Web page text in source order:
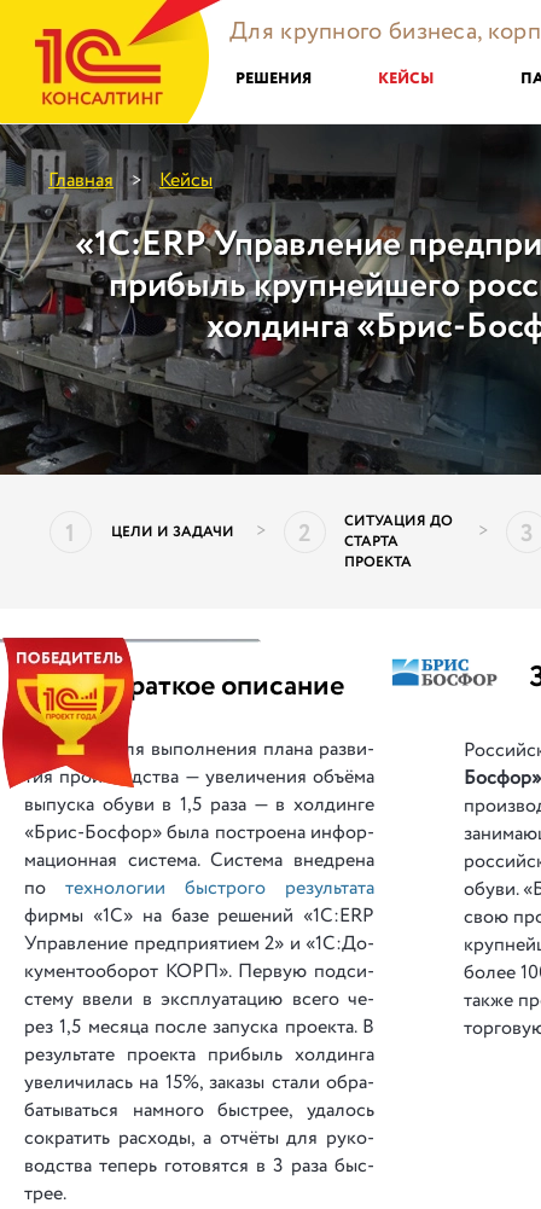
Для крупного бизнеса,
РЕШЕНИЯ КЕЙСЫ
Главная > Кейсы
«1С:ERP Управление
прибыль крупнейшего
холдинга «Брис-
1 ЦЕЛИ И ЗАДАЧИ > 2
СИТУАЦИЯ ДО
СТАРТА
ПРОЕКТА
> 3
|| Краткое описание
Для выполнения плана раз­ви­
тия про­из­вод­ства — уве­ли­че­ния объё­ма
вы­пус­ка обу­ви в 1,5 ра­за — в хол­дин­ге
«Брис-Босфор» бы­ла по­стро­е­на ин­фор­
ма­ци­он­ная си­сте­ма. Си­сте­ма вне­дре­на
потех­но­ло­гии быс­тро­го ре­зуль­та­та
фир­мы «1С» на ба­зе ре­ше­ний «1С:ERP
Уп­ра­вле­ние пред­при­я­ти­ем 2» и «1С:До­
ку­мен­то­о­бо­рот КОРП». Пер­вую под­си­
сте­му вве­ли в экс­плу­а­та­цию все­го че­
рез 1,5 ме­ся­ца пос­ле за­пус­ка про­ек­та. В
ре­зуль­та­те про­ек­та при­быль хол­дин­га
уве­ли­чи­лась на 15%, за­ка­зы ста­ли об­ра­
ба­ты­вать­ся на­мно­го быс­трее, уда­лось
со­кра­тить рас­хо­ды, а от­чё­ты для ру­ко­
вод­ства те­перь го­то­вят­ся в 3 ра­за быс­
трее.
Босфор»
обуви.
свою
более
также